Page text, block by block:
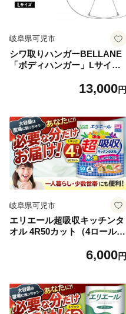
岐阜県可児市
シワ取りハンガーBELLANE
「ボディハンガー」Lサイズ
ンいらず 洗濯用品 雑貨 ステ
13,000円
岐阜県可児市
エリエール超吸収キッチンタ
オル 4R50カット（4ロール×1
ペーパータオル 超吸収 電子
チン用品 生活必需品 料理 掃
除 新生活 備蓄 防災 岐阜県
可児市 】
6,000円